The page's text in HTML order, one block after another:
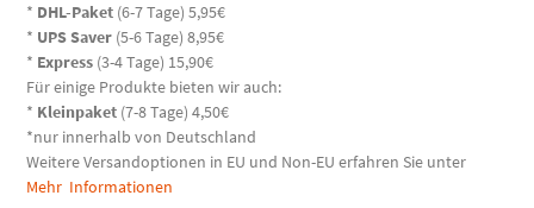
* DHL-Paket (6-7 Tage) 5,95€
* UPS Saver (5-6 Tage) 8,95€
* Express (3-4 Tage) 15,90€
Für einige Produkte bieten wir auch:
* Kleinpaket (7-8 Tage) 4,50€
*nur innerhalb von Deutschland
Weitere Versandoptionen in EU und Non-EU erfahren Sie unter
Mehr Informationen